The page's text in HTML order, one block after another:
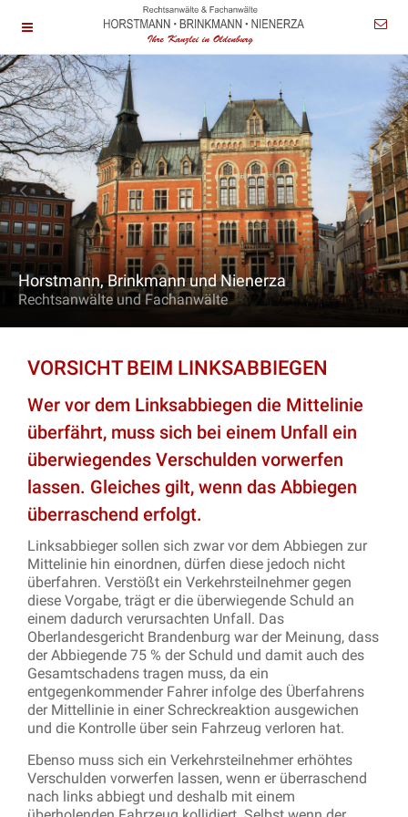
Horstmann, Brinkmann und Nienerza
Rechtsanwälte und Fachanwälte
VORSICHT BEIM LINKSABBIEGEN
Wer vor dem Linksabbiegen die Mittelinie
überfährt, muss sich bei einem Unfall ein
überwiegendes Verschulden vorwerfen
lassen. Gleiches gilt, wenn das Abbiegen
überraschend erfolgt.
Linksabbieger sollen sich zwar vor dem Abbiegen zur
Mittelinie hin einordnen, dürfen diese jedoch nicht
überfahren. Verstößt ein Verkehrsteilnehmer gegen
diese Vorgabe, trägt er die überwiegende Schuld an
einem dadurch verursachten Unfall. Das
Oberlandesgericht Brandenburg war der Meinung, dass
der Abbiegende 75 % der Schuld und damit auch des
Gesamtschadens tragen muss, da ein
entgegenkommender Fahrer infolge des Überfahrens
der Mittellinie in einer Schreckreaktion ausgewichen
und die Kontrolle über sein Fahrzeug verloren hat.
Ebenso muss sich ein Verkehrsteilnehmer erhöhtes
Verschulden vorwerfen lassen, wenn er überraschend
nach links abbiegt und deshalb mit einem